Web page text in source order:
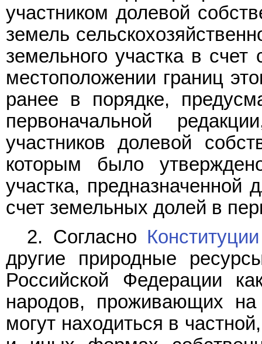
участником долевой
земель
земельного участка в
местоположении границ
ранее в порядке,
первоначальной
участников долевой
которым было
участка, предназначенной
счет земельных долей в
2. Согласно Конституции
другие природные
Российской Федерации
народов, проживающих на
могут находиться в